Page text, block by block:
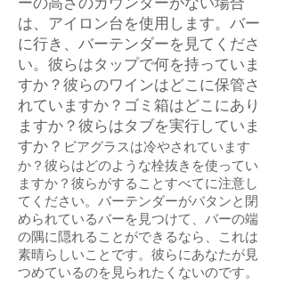
は、アイロン台を使用します。バー
に行き、バーテンダーを見てくださ
い。彼らはタップで何を持っていま
すか？彼らのワインはどこに保管さ
れていますか？ゴミ箱はどこにあり
ますか？彼らはタブを実行していま
すか？ ビアグラスは冷やされています
か？彼らはどのような栓抜きを使ってい
ますか？彼らがすることすべてに注意し
てください。バーテンダーがバタンと閉
められているバーを見つけて、バーの端
の隅に隠れることができるなら、これは
素晴らしいことです。彼らにあなたが見
つめているのを見られたくないのです。